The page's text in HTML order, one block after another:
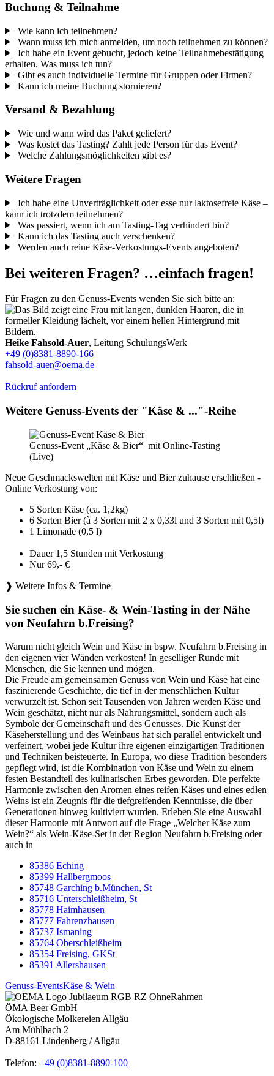
Buchung & Teilnahme
Wie kann ich teilnehmen?
Wann muss ich mich anmelden, um noch teilnehmen zu können?
Ich habe ein Event gebucht, jedoch keine Teilnahmebestätigung
erhalten. Was muss ich tun?
Gibt es auch individuelle Termine für Gruppen oder Firmen?
Kann ich meine Buchung stornieren?
Versand & Bezahlung
Wie und wann wird das Paket geliefert?
Was kostet das Tasting? Zahlt jede Person für das Event?
Welche Zahlungsmöglichkeiten gibt es?
Weitere Fragen
Ich habe eine Unverträglichkeit oder esse nur laktosefreie Käse –
kann ich trotzdem teilnehmen?
Was passiert, wenn ich am Tasting-Tag verhindert bin?
Kann ich das Tasting auch verschenken?
Werden auch reine Käse-Verkostungs-Events angeboten?
Bei weiteren Fragen? …einfach fragen!
Für Fragen zu den Genuss-Events wenden Sie sich bitte an:
Heike Fahsold-Auer, Leitung SchulungsWerk
+49 (0)8381-8890-166
fahsold-auer@oema.de
Rückruf anfordern
Weitere Genuss-Events der "Käse & ..."-Reihe
Genuss-Event „Käse & Bier“ mit Online-Tasting
(Live)
Neue Geschmackswelten mit Käse und Bier zuhause erschließen -
Online Verkostung von:
5 Sorten Käse (ca. 1,2kg)
6 Sorten Bier (à 3 Sorten mit 2 x 0,33l und 3 Sorten mit 0,5l)
1 Limonade (0,5 l)
Dauer 1,5 Stunden mit Verkostung
Nur 69,- €
❱ Weitere Infos & Termine
Sie suchen ein Käse- & Wein-Tasting in der Nähe
von Neufahrn b.Freising?
Warum nicht gleich Wein und Käse in bspw. Neufahrn b.Freising in
den eigenen vier Wänden verkosten! In geselliger Runde mit
Menschen, die Sie kennen und mögen.
Die Freude am gemeinsamen Genuss von Wein und Käse hat eine
faszinierende Geschichte, die tief in der menschlichen Kultur
verwurzelt ist. Schon seit Tausenden von Jahren werden Käse und
Wein geschätzt, nicht nur als Nahrungsmittel, sondern auch als
Symbole der Gemeinschaft und des Genusses. Die Kunst der
Käseherstellung und des Weinbaus hat sich parallel entwickelt und
verfeinert, wobei jede Kultur ihre eigenen einzigartigen Traditionen
und Techniken beisteuerte. In Europa, wo diese Tradition besonders
gepflegt wird, ist die Kombination von Käse und Wein zu einem
festen Bestandteil des kulinarischen Erbes geworden. Die perfekte
Harmonie zwischen den Aromen eines reifen Käses und eines edlen
Weins ist ein Zeugnis für die tiefgreifenden Kenntnisse, die über
Generationen hinweg kultiviert wurden. Erleben Sie eine Auswahl
dieser Harmonie mit Antwort auf die Frage „Welcher Käse zum
Wein?“ als Wein-Käse-Set in der Region Neufahrn b.Freising oder
auch in
85386 Eching
85399 Hallbergmoos
85748 Garching b.München, St
85716 Unterschleißheim, St
85778 Haimhausen
85777 Fahrenzhausen
85737 Ismaning
85764 Oberschleißheim
85354 Freising, GKSt
85391 Allershausen
Genuss-EventsKäse & Wein
ÖMA Beer GmbH
Ökologische Molkereien Allgäu
Am Mühlbach 2
D-88161 Lindenberg / Allgäu
Telefon: +49 (0)8381-8890-100